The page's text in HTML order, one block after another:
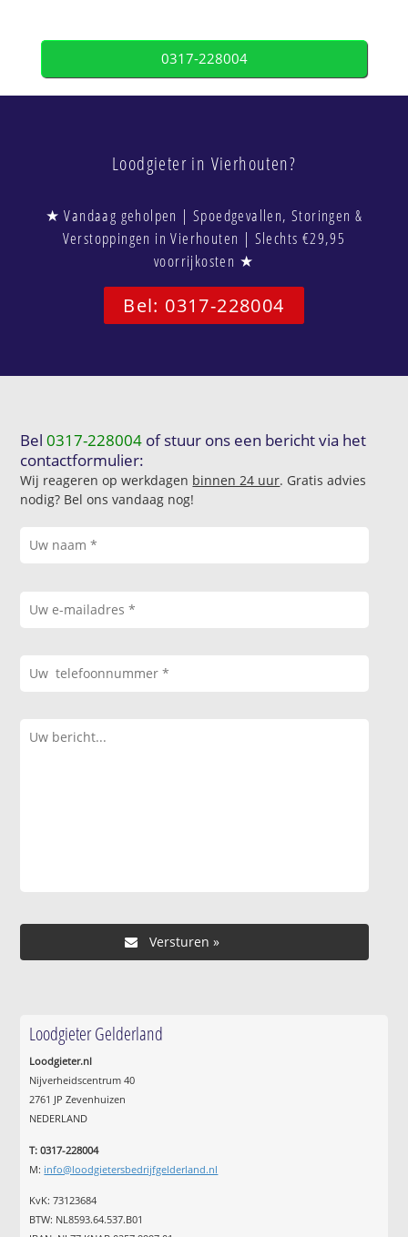
0317-228004
Loodgieter in Vierhouten?
★ Vandaag geholpen | Spoedgevallen, Storingen &
Verstoppingen in Vierhouten | Slechts €29,95
voorrijkosten ★
Bel: 0317-228004
Bel0317-228004 of stuur ons een bericht via het
contactformulier:
Wij reageren op werkdagen binnen 24 uur. Gratis advies
nodig? Bel ons vandaag nog!
Loodgieter Gelderland
Loodgieter.nl
Nijverheidscentrum 40
2761 JP Zevenhuizen
NEDERLAND
T: 0317-228004
M: info@loodgietersbedrijfgelderland.nl
KvK: 73123684
BTW: NL8593.64.537.B01